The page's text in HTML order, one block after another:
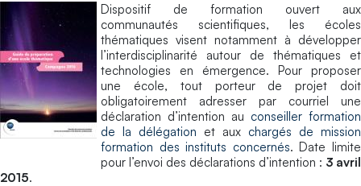
Dispositif de formation ouvert aux
communautés scientifiques, les écoles
thématiques visent notamment à développer
l’interdisciplinarité autour de thématiques et
technologies en émergence. Pour proposer
une école, tout porteur de projet doit
obligatoirement adresser par courriel une
déclaration d’intention au conseiller formation
de la délégation et aux chargés de mission
formation des instituts concernés. Date limite
pour l’envoi des déclarations d’intention : 3 avril
2015.